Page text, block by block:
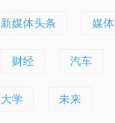
新媒体头条 媒体
财经 汽车
大学 未来